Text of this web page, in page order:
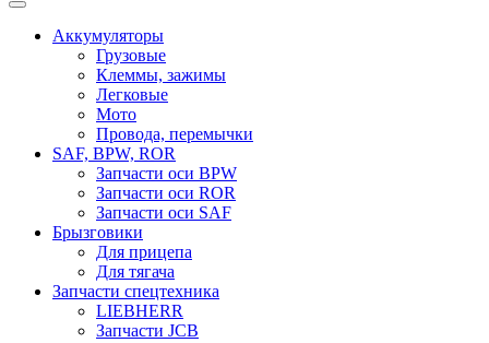
Аккумуляторы
Грузовые
Клеммы, зажимы
Легковые
Мото
Провода, перемычки
SAF, BPW, ROR
Запчасти оси BPW
Запчасти оси ROR
Запчасти оси SAF
Брызговики
Для прицепа
Для тягача
Запчасти спецтехника
LIEBHERR
Запчасти JCB